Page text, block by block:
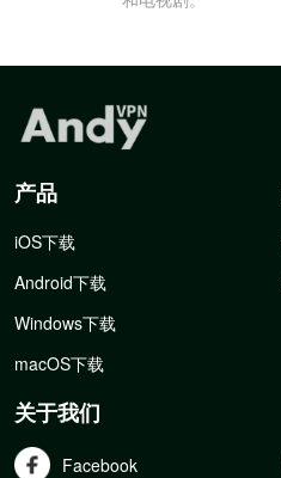
产品
iOS下载
Android下载
Windows下载
macOS下载
关于我们
Facebook